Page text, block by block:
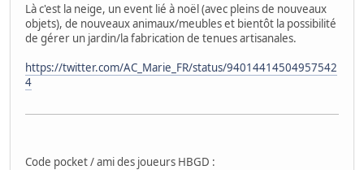
Là c'est la neige, un event lié à noël (avec pleins de nouveaux
objets), de nouveaux animaux/meubles et bientôt la possibilité
de gérer un jardin/la fabrication de tenues artisanales.
https://twitter.com/AC_Marie_FR/status/94014414504957542
4
Code pocket / ami des joueurs HBGD :